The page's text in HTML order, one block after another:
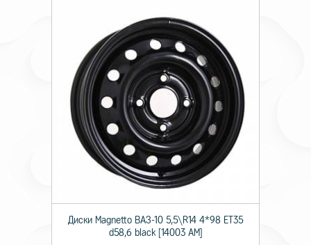
Диски Magnetto ВАЗ-10 5,5\R14 4*98 ET35
d58,6 black [14003 AM]